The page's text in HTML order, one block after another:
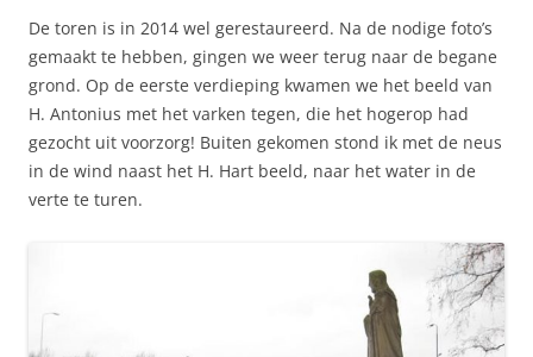
De toren is in 2014 wel gerestaureerd. Na de nodige foto’s
gemaakt te hebben, gingen we weer terug naar de begane
grond. Op de eerste verdieping kwamen we het beeld van
H. Antonius met het varken tegen, die het hogerop had
gezocht uit voorzorg! Buiten gekomen stond ik met de neus
in de wind naast het H. Hart beeld, naar het water in de
verte te turen.